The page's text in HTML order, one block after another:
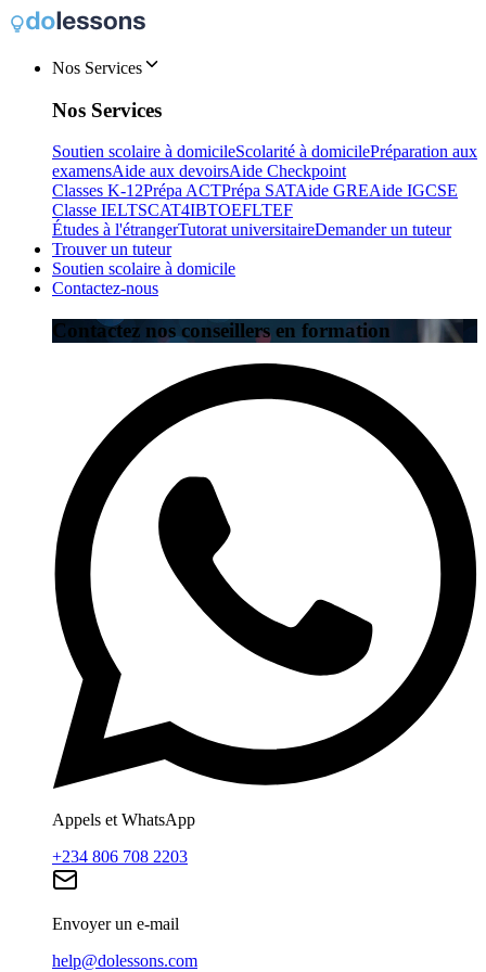
Nos Services
Nos Services
Soutien scolaire à domicileScolarité à domicilePréparation aux
examensAide aux devoirsAide Checkpoint
Classes K-12Prépa ACTPrépa SATAide GREAide IGCSE
Classe IELTSCAT4IBTOEFLTEF
Études à l'étrangerTutorat universitaireDemander un tuteur
Trouver un tuteur
Soutien scolaire à domicile
Contactez-nous
Contactez nos conseillers en formation
Appels et WhatsApp
+234 806 708 2203
Envoyer un e-mail
help@dolessons.com